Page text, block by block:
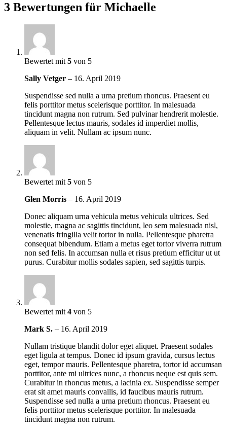
3 Bewertungen für Michaelle
Bewertet mit 5 von 5
Sally Vetger – 16. April 2019
Suspendisse sed nulla a urna pretium rhoncus. Praesent eu
felis porttitor metus scelerisque porttitor. In malesuada
tincidunt magna non rutrum. Sed pulvinar hendrerit molestie.
Pellentesque lectus mauris, sodales id imperdiet mollis,
aliquam in velit. Nullam ac ipsum nunc.
Bewertet mit 5 von 5
Glen Morris – 16. April 2019
Donec aliquam urna vehicula metus vehicula ultrices. Sed
molestie, magna ac sagittis tincidunt, leo sem malesuada nisl,
venenatis fringilla velit tortor in nulla. Pellentesque pharetra
consequat bibendum. Etiam a metus eget tortor viverra rutrum
non sed felis. In accumsan nulla et risus pretium efficitur ut ut
purus. Curabitur mollis sodales sapien, sed sagittis turpis.
Bewertet mit 4 von 5
Mark S. – 16. April 2019
Nullam tristique blandit dolor eget aliquet. Praesent sodales
eget ligula at tempus. Donec id ipsum gravida, cursus lectus
eget, tempor mauris. Pellentesque pharetra, tortor id accumsan
porttitor, ante mi ultrices nunc, a rhoncus neque est quis sem.
Curabitur in rhoncus metus, a lacinia ex. Suspendisse semper
erat sit amet mauris convallis, id faucibus mauris rutrum.
Suspendisse sed nulla a urna pretium rhoncus. Praesent eu
felis porttitor metus scelerisque porttitor. In malesuada
tincidunt magna non rutrum.